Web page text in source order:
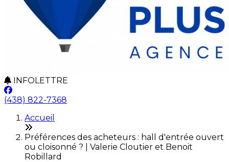
INFOLETTRE
(438) 822-7368
Accueil
Préférences des acheteurs : hall d'entrée ouvert
ou cloisonné ? | Valerie Cloutier et Benoit
Robillard